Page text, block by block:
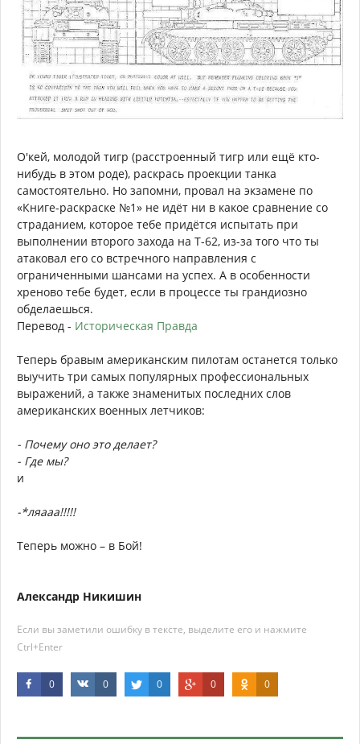
О'кей, молодой тигр (расстроенный тигр или ещё кто-
нибудь в этом роде), раскрась проекции танка
самостоятельно. Но запомни, провал на экзамене по
«Книге-раскраске №1» не идёт ни в какое сравнение со
страданием, которое тебе придётся испытать при
выполнении второго захода на Т-62, из-за того что ты
атаковал его со встречного направления с
ограниченными шансами на успех. А в особенности
хреново тебе будет, если в процессе ты грандиозно
обделаешься.
Перевод - Историческая Правда
Теперь бравым американским пилотам останется только
выучить три самых популярных профессиональных
выражений, а также знаменитых последних слов
американских военных летчиков:
- Почему оно это делает?
- Где мы?
и
-*ляааа!!!!!
Теперь можно – в Бой!
Александр Никишин
Если вы заметили ошибку в тексте, выделите его и нажмите
Ctrl+Enter
0 0 0 0 0